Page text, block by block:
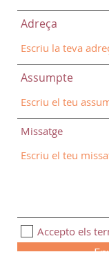
Adreça
Assumpte
Missatge
Accepto els